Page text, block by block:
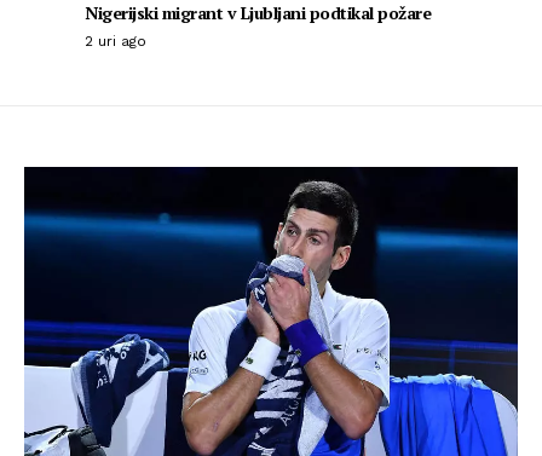
Nigerijski migrant v Ljubljani podtikal požare
2 uri ago